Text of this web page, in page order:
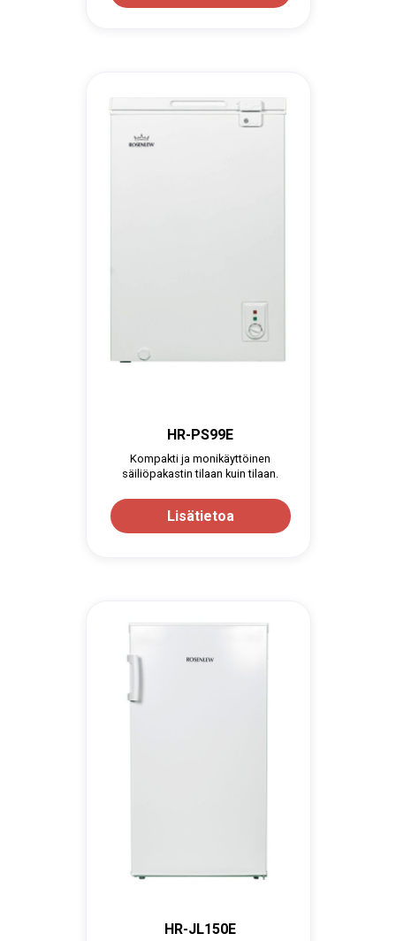
HR-PS99E
Kompakti ja monikäyttöinen
säiliöpakastin tilaan kuin tilaan.
Lisätietoa
HR-JL150E